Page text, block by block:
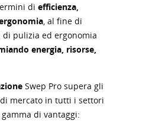
di efficienza,
, al fine di
pulizia ed ergonomia
energia, risorse,
Swep Pro supera gli
mercato in tutti i settori
di vantaggi: